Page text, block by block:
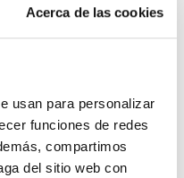
Acerca de las cookies
usan para personalizar
funciones de redes
compartimos
del sitio web con